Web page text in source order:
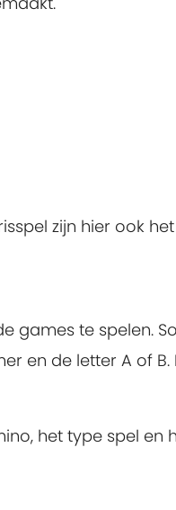
zijn hier ook
games te spelen.
en de letter A of B.
het type spel en